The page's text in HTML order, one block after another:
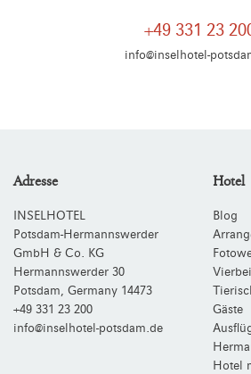
+49 331 23
info@inselhotel-
Adresse
INSELHOTEL
Potsdam-Hermannswerder
GmbH & Co. KG
Hermannswerder 30
Potsdam, Germany 14473
+49 331 23 200
info@inselhotel-potsdam.de
Hotel
Blog
Gäste
Hotel